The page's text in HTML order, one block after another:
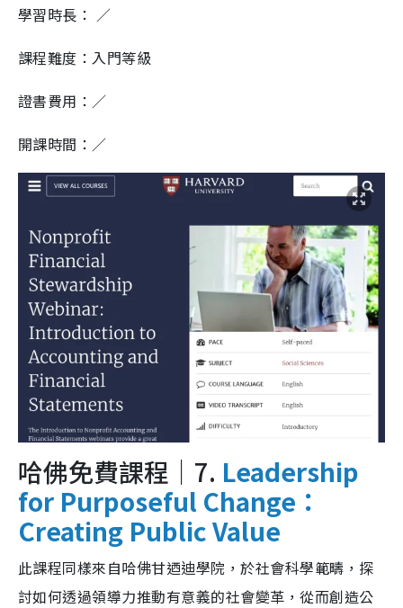
學習時長： ／
課程難度：入門等級
證書費用：／
開課時間：／
哈佛免費課程｜7. Leadership
for Purposeful Change：
Creating Public Value
此課程同樣來自哈佛甘迺迪學院，於社會科學範疇，探
討如何透過領導力推動有意義的社會變革，從而創造公